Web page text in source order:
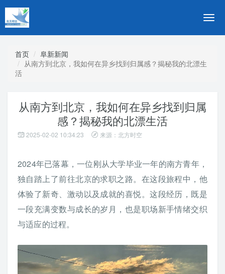
切
导
首页
阜新新闻
从南方到北京，我如何在异乡找到归属感？揭秘我的北漂生
活
从南方到北京，我如何在异乡找到归属
感？揭秘我的北漂生活
2025-02-02 10:34:23 来源：北方时空
2024年已落幕，一位刚从大学毕业一年的南方青年，
独自踏上了前往北京的求职之路。在这段旅程中，他
体验了新奇、激动以及成就的喜悦。这段经历，既是
一段充满变数与成长的岁月，也是职场新手情绪交织
与适应的过程。